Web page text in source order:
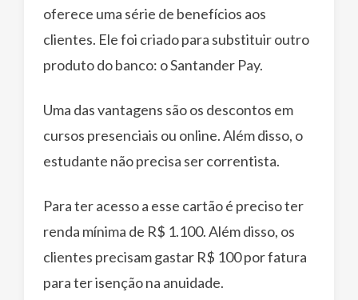
oferece uma série de benefícios aos
clientes. Ele foi criado para substituir outro
produto do banco: o Santander Pay.
Uma das vantagens são os descontos em
cursos presenciais ou online. Além disso, o
estudante não precisa ser correntista.
Para ter acesso a esse cartão é preciso ter
renda mínima de R$ 1.100. Além disso, os
clientes precisam gastar R$ 100 por fatura
para ter isenção na anuidade.